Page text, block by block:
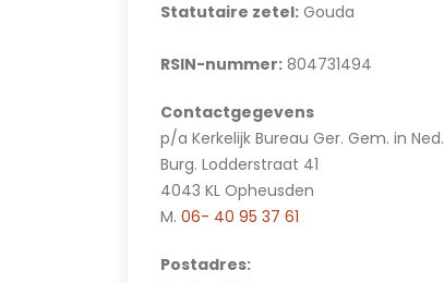
Statutaire zetel: Gouda
RSIN-nummer: 804731494
Contactgegevens
p/a Kerkelijk Bureau Ger. Gem. in Ned.
Burg. Lodderstraat 41
4043 KL Opheusden
M. 06- 40 95 37 61
Postadres: